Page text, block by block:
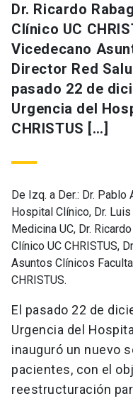
Dr. Ricardo
Clínico UC
Vicedecano
Director Red
pasado 22 de
Urgencia del
CHRISTUS […]
De Izq. a Der.: Dr.
Hospital Clínico, Dr.
Medicina UC, Dr.
Clínico UC CHRISTUS,
Asuntos Clínicos
CHRISTUS.
El pasado 22 de
Urgencia del
inauguró un nuevo
pacientes, con el
reestructuración